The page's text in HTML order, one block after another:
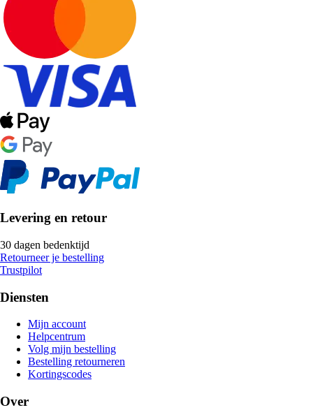
Levering en retour
30 dagen bedenktijd
Retourneer je bestelling
Trustpilot
Diensten
Mijn account
Helpcentrum
Volg mijn bestelling
Bestelling retourneren
Kortingscodes
Over